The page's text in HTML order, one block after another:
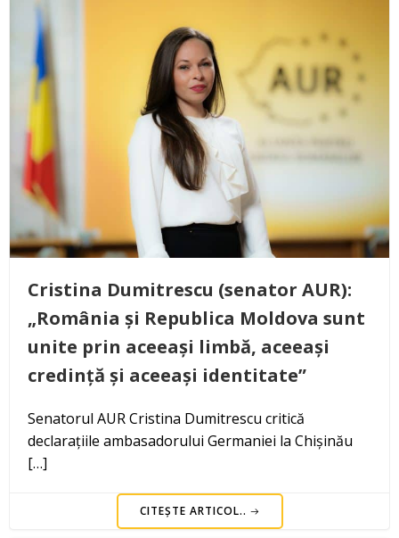
Cristina Dumitrescu (senator AUR):
„România și Republica Moldova sunt
unite prin aceeași limbă, aceeași
credință și aceeași identitate”
Senatorul AUR Cristina Dumitrescu critică
declarațiile ambasadorului Germaniei la Chișinău
[…]
CITEȘTE ARTICOL..